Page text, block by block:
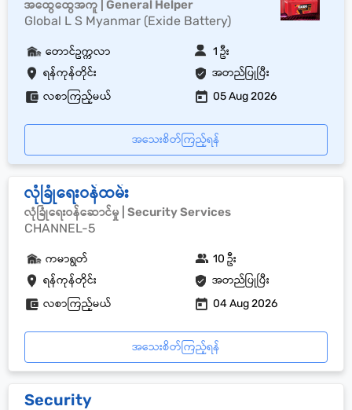
အထွေထွေအကူ | General Helper
Global L S Myanmar (Exide Battery)
ရန်ကုန်တိုင်း အတည်ပြုပြီး
တောင်ဥက္ကလာ 1 ဦး
လစာကြည့်မယ် 05 Aug 2026
အသေးစိတ်ကြည့်ရန်
လုံခြုံရေးဝန်ထမ်း
လုံခြုံရေးဝန်ဆောင်မှု | Security Services
CHANNEL-5
ရန်ကုန်တိုင်း အတည်ပြုပြီး
ကမာရွတ် 10 ဦး
လစာကြည့်မယ် 04 Aug 2026
အသေးစိတ်ကြည့်ရန်
Security